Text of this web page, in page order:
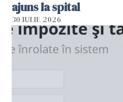
ajuns la spital
30 IULIE 2026